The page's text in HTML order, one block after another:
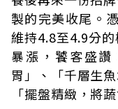
製的完美收尾。
維持4.8至4.9分
暴漲，饕客盛
胃」、「千層生
「擺盤精緻，將